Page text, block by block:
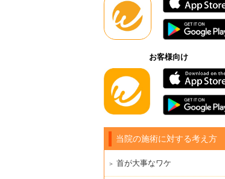
お客様向け
当院の施術に対する考え方
首が大事なワケ